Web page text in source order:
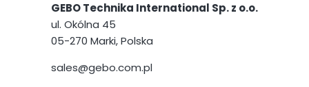
GEBO Technika International Sp. z o.o.
ul. Okólna 45
05-270 Marki, Polska
sales@gebo.com.pl